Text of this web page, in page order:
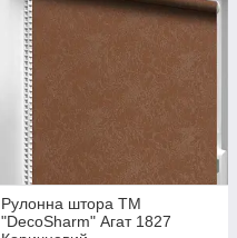
Рулонна штора TM
"DecoSharm" Агат 1827